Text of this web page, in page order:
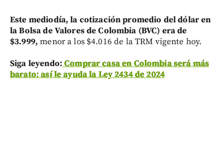
Este mediodía, la cotización promedio del dólar en
la Bolsa de Valores de Colombia (BVC) era de
$3.999, menor a los $4.016 de la TRM vigente hoy.
Siga leyendo: Comprar casa en Colombia será más
barato: así le ayuda la Ley 2434 de 2024